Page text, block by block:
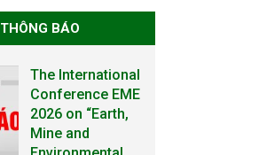
THÔNG BÁO
The International
Conference EME
2026 on “Earth,
Mine and
Environmental